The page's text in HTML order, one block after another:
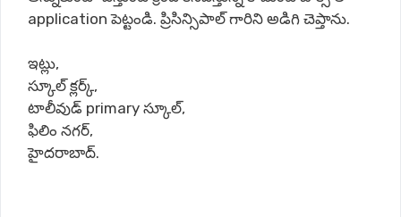
application పెట్టండి. ప్రిసిన్సిపాల్ గారిని అడిగి చెప్తాను.
ఇట్లు,
స్కూల్ క్లర్క్,
టాలీవుడ్ primary స్కూల్,
ఫిలిం నగర్,
హైదరాబాద్.